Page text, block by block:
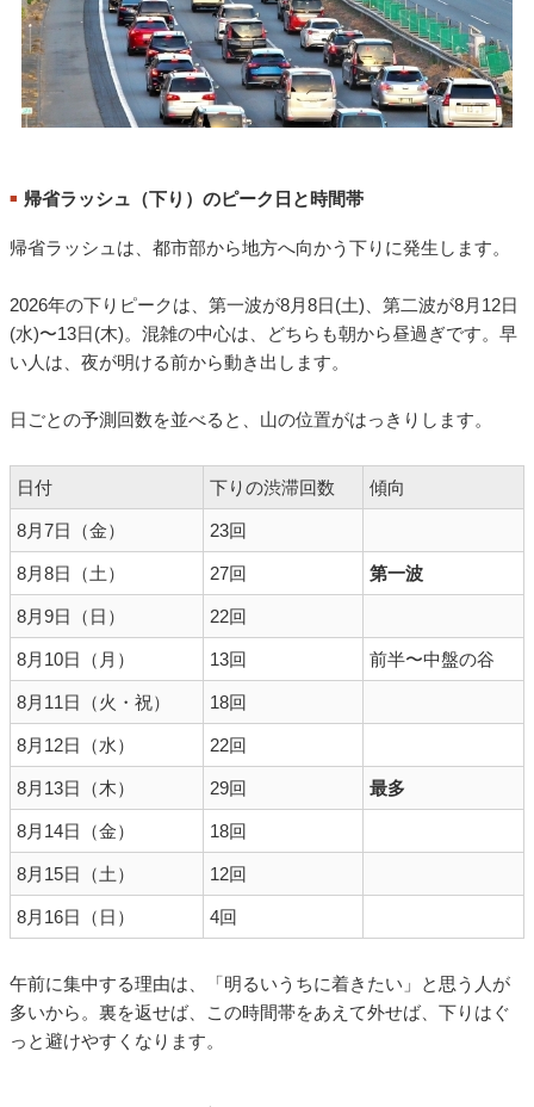
■ 帰省ラッシュ（下り）のピーク日と時間帯
帰省ラッシュは、都市部から地方へ向かう下りに発生します。
2026年の下りピークは、第一波が8月8日(土)、第二波が8月12日
(水)〜13日(木)。混雑の中心は、どちらも朝から昼過ぎです。早
い人は、夜が明ける前から動き出します。
日ごとの予測回数を並べると、山の位置がはっきりします。
日付 下りの渋滞回数 傾向
8月7日（金） 23回
8月8日（土） 27回 第一波
8月9日（日） 22回
8月10日（月） 13回 前半〜中盤の谷
8月11日（火・祝） 18回
8月12日（水） 22回
8月13日（木） 29回 最多
8月14日（金） 18回
8月15日（土） 12回
8月16日（日） 4回
午前に集中する理由は、「明るいうちに着きたい」と思う人が
多いから。裏を返せば、この時間帯をあえて外せば、下りはぐ
っと避けやすくなります。